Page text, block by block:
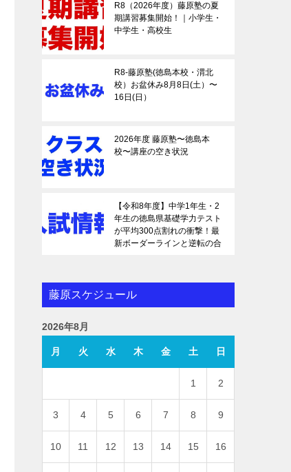
R8（2026年度）藤原塾の夏
期講習募集開始！｜小学生・
中学生・高校生
R8-藤原塾(徳島本校・渭北
校）お盆休み8月8日(土）〜
16日(日）
2026年度 藤原塾〜徳島本
校〜講座の空き状況
【令和8年度】中学1年生・2
年生の徳島県基礎学力テスト
が平均300点割れの衝撃！最
新ボーダーラインと逆転の合
藤原スケジュール
2026年8月
月 火 水 木 金 土 日
1 2
3 4 5 6 7 8 9
10 11 12 13 14 15 16